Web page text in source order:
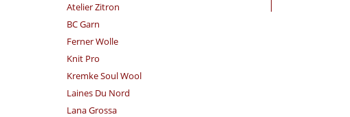
Atelier Zitron
BC Garn
Ferner Wolle
Knit Pro
Kremke Soul Wool
Laines Du Nord
Lana Grossa